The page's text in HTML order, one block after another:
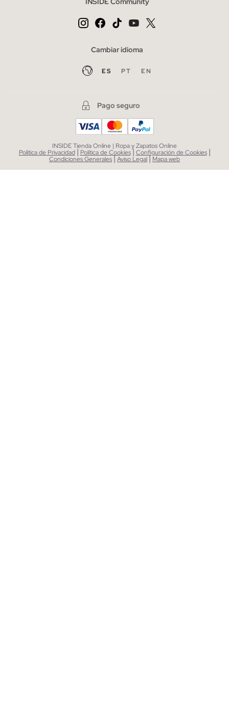
Cambiar idioma
ES PT EN
Pago seguro
INSIDE Tienda Online | Ropa y Zapatos Online
Política de Privacidad | Política de Cookies| Configuración de Cookies |
Condiciones Generales|Aviso Legal| Mapa web